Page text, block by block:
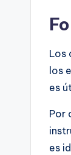
Los
los
es
Por
es